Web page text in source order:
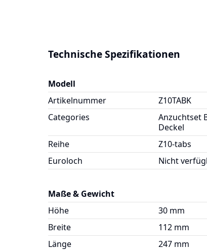
Technische Spezifikationen
Modell
Artikelnummer
Z10TABK
Categories
Anzuchtset
Deckel
Reihe
Z10-tabs
Euroloch
Nicht
Maße & Gewicht
Höhe
30 mm
Breite
112 mm
Länge
247 mm